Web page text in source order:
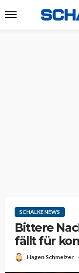
SCHALKE NEWS
Bittere
fällt für
Hagen Schmelzer